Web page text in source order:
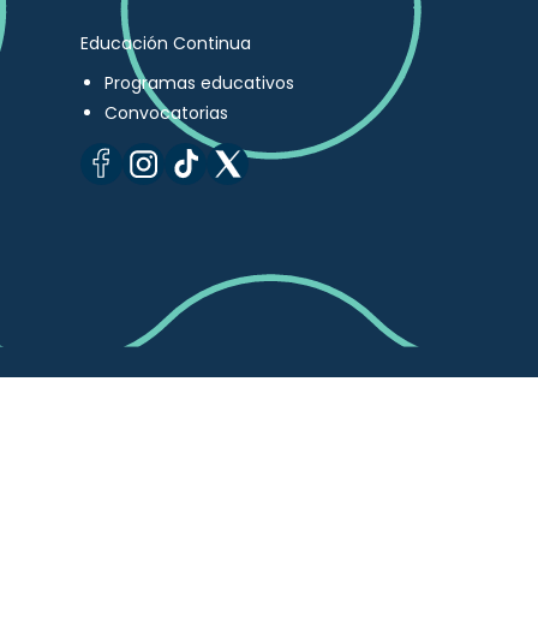
Educación Continua
Programas educativos
Convocatorias